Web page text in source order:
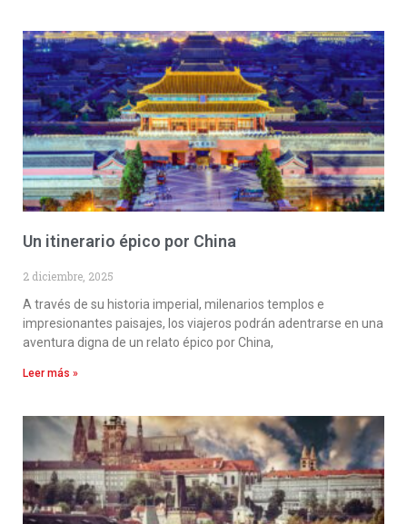
Un itinerario épico por China
2 diciembre, 2025
A través de su historia imperial, milenarios templos e
impresionantes paisajes, los viajeros podrán adentrarse en una
aventura digna de un relato épico por China,
Leer más »